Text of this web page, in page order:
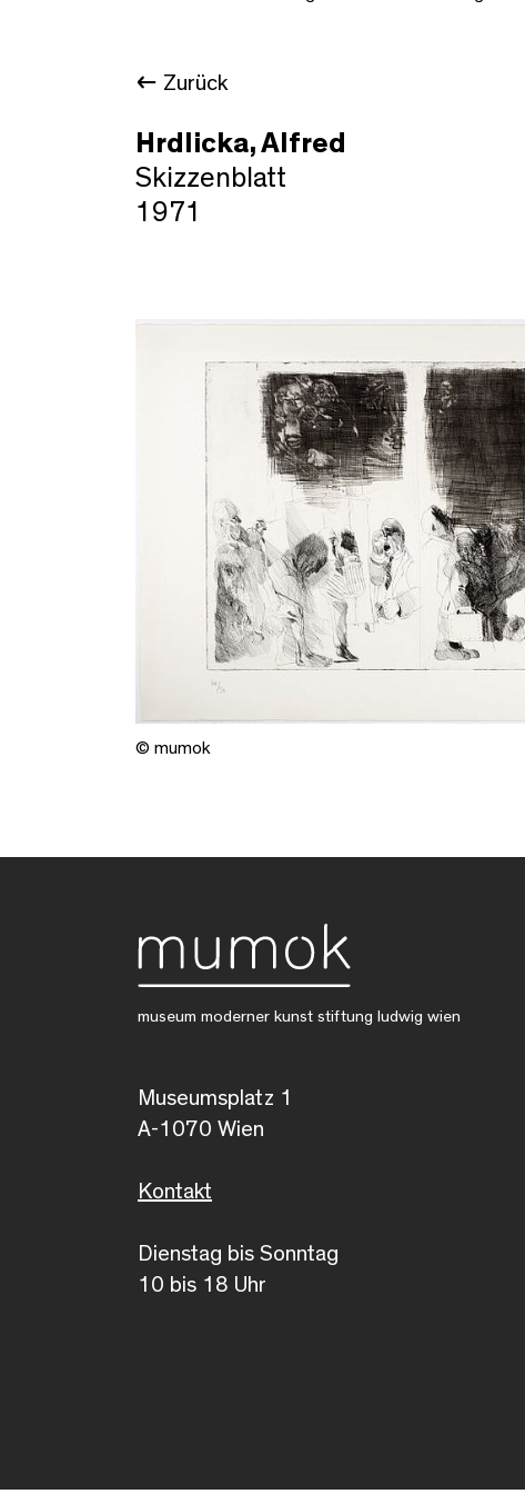
Zurück
Hrdlicka, Alfred
Skizzenblatt
1971
© mumok
museum moderner kunst stiftung ludwig wien
Museumsplatz 1
A-1070 Wien
Kontakt
Dienstag bis Sonntag
10 bis 18 Uhr